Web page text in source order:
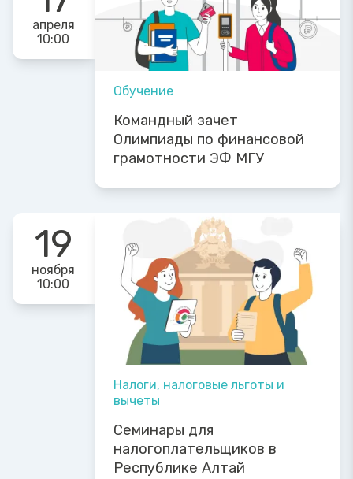
апреля
10:00
Обучение
Командный зачет
Олимпиады по финансовой
грамотности ЭФ МГУ
19
ноября
10:00
Налоги, налоговые льготы и
вычеты
Семинары для
налогоплательщиков в
Республике Алтай